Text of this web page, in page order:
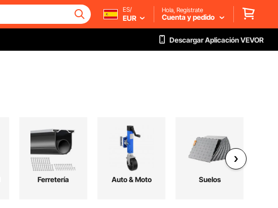
ES/
EUR
Hola, Regístrate
Cuenta y pedido
Descargar Aplicación VEVOR
Ferretería Auto & Moto Suelos